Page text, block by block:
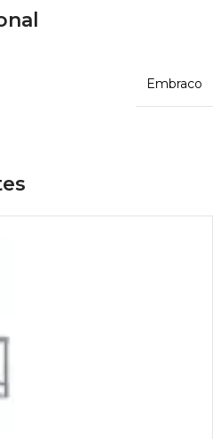
Embraco